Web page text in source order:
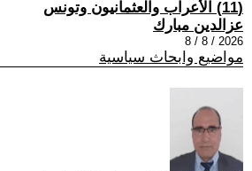
(11) الأعراب والعثمانيون وتونس
عزالدين مبارك
2026 / 8 / 8
مواضيع وابحاث سياسية